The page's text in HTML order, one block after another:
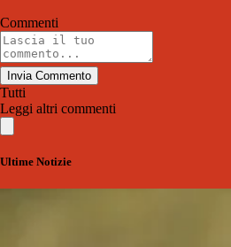
Commenti
Invia Commento
Tutti
Leggi altri commenti
Ultime Notizie